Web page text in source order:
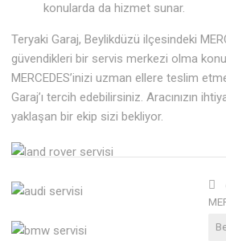
konularda da hizmet sunar.
Teryaki Garaj, Beylikdüzü ilçesindeki
güvendikleri bir servis merkezi olma
MERCEDES’inizi uzman ellere teslim
Garaj’ı tercih edebilirsiniz. Aracınızın
yaklaşan bir ekip sizi bekliyor.